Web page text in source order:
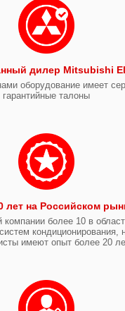
дилер Mitsubishi
оборудование имеет
гарантийные талоны
лет на Российском
более 10 в
кондиционирования,
имеют опыт более 20